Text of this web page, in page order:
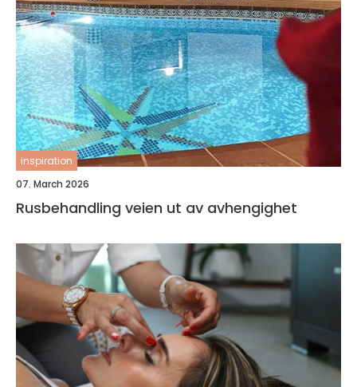
inspiration
07. March 2026
Rusbehandling veien ut av avhengighet